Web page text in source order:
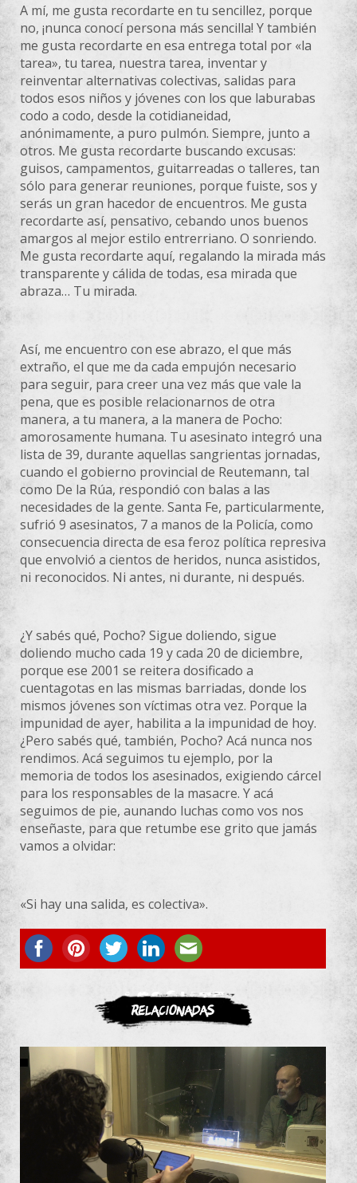
A mí, me gusta recordarte en tu sencillez, porque
no, ¡nunca conocí persona más sencilla! Y también
me gusta recordarte en esa entrega total por «la
tarea», tu tarea, nuestra tarea, inventar y
reinventar alternativas colectivas, salidas para
todos esos niños y jóvenes con los que laburabas
codo a codo, desde la cotidianeidad,
anónimamente, a puro pulmón. Siempre, junto a
otros. Me gusta recordarte buscando excusas:
guisos, campamentos, guitarreadas o talleres, tan
sólo para generar reuniones, porque fuiste, sos y
serás un gran hacedor de encuentros. Me gusta
recordarte así, pensativo, cebando unos buenos
amargos al mejor estilo entrerriano. O sonriendo.
Me gusta recordarte aquí, regalando la mirada más
transparente y cálida de todas, esa mirada que
abraza… Tu mirada.
Así, me encuentro con ese abrazo, el que más
extraño, el que me da cada empujón necesario
para seguir, para creer una vez más que vale la
pena, que es posible relacionarnos de otra
manera, a tu manera, a la manera de Pocho:
amorosamente humana. Tu asesinato integró una
lista de 39, durante aquellas sangrientas jornadas,
cuando el gobierno provincial de Reutemann, tal
como De la Rúa, respondió con balas a las
necesidades de la gente. Santa Fe, particularmente,
sufrió 9 asesinatos, 7 a manos de la Policía, como
consecuencia directa de esa feroz política represiva
que envolvió a cientos de heridos, nunca asistidos,
ni reconocidos. Ni antes, ni durante, ni después.
¿Y sabés qué, Pocho? Sigue doliendo, sigue
doliendo mucho cada 19 y cada 20 de diciembre,
porque ese 2001 se reitera dosificado a
cuentagotas en las mismas barriadas, donde los
mismos jóvenes son víctimas otra vez. Porque la
impunidad de ayer, habilita a la impunidad de hoy.
¿Pero sabés qué, también, Pocho? Acá nunca nos
rendimos. Acá seguimos tu ejemplo, por la
memoria de todos los asesinados, exigiendo cárcel
para los responsables de la masacre. Y acá
seguimos de pie, aunando luchas como vos nos
enseñaste, para que retumbe ese grito que jamás
vamos a olvidar:
«Si hay una salida, es colectiva».
ASOCIATE
Relacionadas